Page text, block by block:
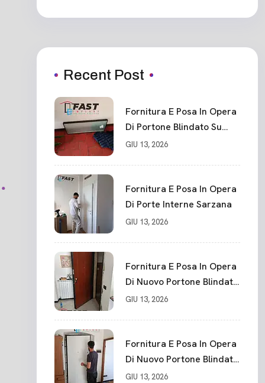
Recent Post
Fornitura E Posa In Opera
Di Portone Blindato Su
Misura In PVC, Panello
Punti La Spezia
GIU 13, 2026
Fornitura E Posa In Opera
Di Porte Interne Sarzana
GIU 13, 2026
Fornitura E Posa In Opera
Di Nuovo Portone Blindato
La Spezia
GIU 13, 2026
Fornitura E Posa In Opera
Di Nuovo Portone Blindato
Classe 3 Sicurezza
GIU 13, 2026